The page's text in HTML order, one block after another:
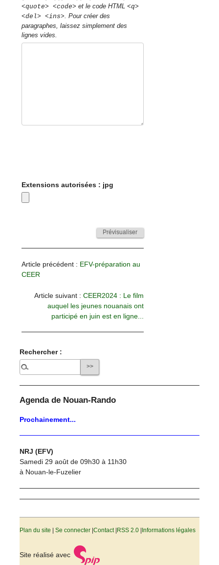
<quote> <code> et le code HTML<q>
<del> <ins> . Pour créer des
paragraphes, laissez simplement des
lignes vides.
Extensions autorisées : jpg
Article précédent : EFV-préparation au
CEER
Article suivant : CEER2024 : Le film
auquel les jeunes nouanais ont
participé en juin est en ligne...
Rechercher :
Agenda de Nouan-Rando
Prochainement...
NRJ (EFV)
Samedi 29 août de 09h30 à 11h30
à Nouan-le-Fuzelier
Plan du site |Se connecter |Contact| RSS 2.0 Informations légales
Site réalisé avec